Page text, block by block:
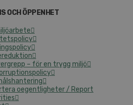
OCH ÖPPENHET
– för en trygg miljö
oegentligheter / Report